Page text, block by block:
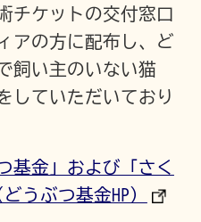
チケットの交付窓口
アの方に配布し、ど
飼い主のいない猫
していただいており
基金」および「さく
うぶつ基金HP）